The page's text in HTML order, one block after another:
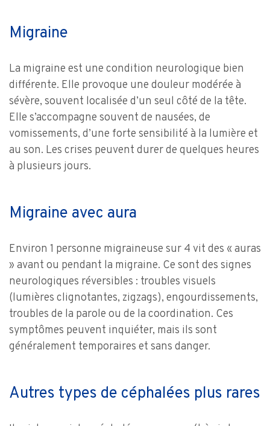
Migraine
La migraine est une condition neurologique bien
différente. Elle provoque une douleur modérée à
sévère, souvent localisée d’un seul côté de la tête.
Elle s’accompagne souvent de nausées, de
vomissements, d’une forte sensibilité à la lumière et
au son. Les crises peuvent durer de quelques heures
à plusieurs jours.
Migraine avec aura
Environ 1 personne migraineuse sur 4 vit des « auras
» avant ou pendant la migraine. Ce sont des signes
neurologiques réversibles : troubles visuels
(lumières clignotantes, zigzags), engourdissements,
troubles de la parole ou de la coordination. Ces
symptômes peuvent inquiéter, mais ils sont
généralement temporaires et sans danger.
Autres types de céphalées plus rares